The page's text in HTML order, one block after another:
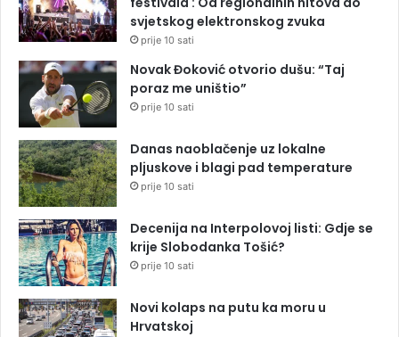
svjetskog elektronskog zvuka
prije 10 sati
Novak Đoković otvorio dušu: “Taj
poraz me uništio”
prije 10 sati
Danas naoblačenje uz lokalne
pljuskove i blagi pad temperature
prije 10 sati
Decenija na Interpolovoj listi: Gdje se
krije Slobodanka Tošić?
prije 10 sati
Novi kolaps na putu ka moru u
Hrvatskoj